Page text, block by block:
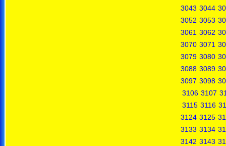
3043 3044
3052 3053
3061 3062
3070 3071
3079 3080
3088 3089
3097 3098
3106 3107
3115 3116
3124 3125
3133 3134
3142 3143